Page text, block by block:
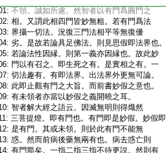
不領。誠如所慮。然智者以有門爲圓門之
相。又謂此相四門皆妙無粗。若有門爲法
界攝一切法。況復三門法相平等無復優
劣。是故若論具足佛法。則見思假即法界也。
若論法性因縁。則第一義亦因縁也。故此妙
門以有召之。即生死之有。是實相之有。一
切法趣有。有即法界。出法界外更無可論。
此即止觀有門之大旨。而前書妙假之意也。
有未領者亦當以妙假之義開曉之耳。
智者解大經之語云。因滅無明則得熾然
三菩提燈。即有門也。有門即是妙假。妙假即
是有門。其或未領。則於此有門不能無
惑。然而前病後藥無兩有也。病去惑亡則
有門豁矣。一指二指三指不待更説。然則有